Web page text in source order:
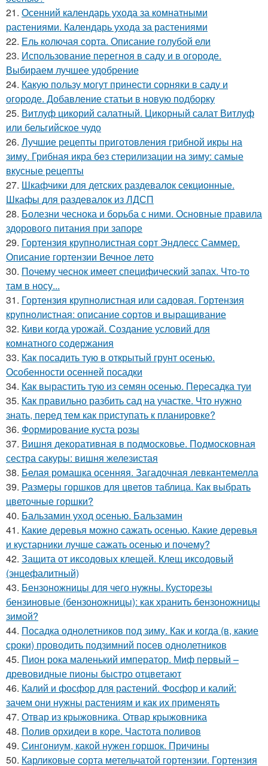
21. Осенний календарь ухода за комнатными
растениями. Календарь ухода за растениями
22. Ель колючая сорта. Описание голубой ели
23. Использование перегноя в саду и в огороде.
Выбираем лучшее удобрение
24. Какую пользу могут принести сорняки в саду и
огороде. Добавление статьи в новую подборку
25. Витлуф цикорий салатный. Цикорный салат Витлуф
или бельгийское чудо
26. Лучшие рецепты приготовления грибной икры на
зиму. Грибная икра без стерилизации на зиму: самые
вкусные рецепты
27. Шкафчики для детских раздевалок секционные.
Шкафы для раздевалок из ЛДСП
28. Болезни чеснока и борьба с ними. Основные правила
здорового питания при запоре
29. Гортензия крупнолистная сорт Эндлесс Саммер.
Описание гортензии Вечное лето
30. Почему чеснок имеет специфический запах. Что-то
там в носу...
31. Гортензия крупнолистная или садовая. Гортензия
крупнолистная: описание сортов и выращивание
32. Киви когда урожай. Создание условий для
комнатного содержания
33. Как посадить тую в открытый грунт осенью.
Особенности осенней посадки
34. Как вырастить тую из семян осенью. Пересадка туи
35. Как правильно разбить сад на участке. Что нужно
знать, перед тем как приступать к планировке?
36. Формирование куста розы
37. Вишня декоративная в подмосковье. Подмосковная
сестра сакуры: вишня железистая
38. Белая ромашка осенняя. Загадочная левкантемелла
39. Размеры горшков для цветов таблица. Как выбрать
цветочные горшки?
40. Бальзамин уход осенью. Бальзамин
41. Какие деревья можно сажать осенью. Какие деревья
и кустарники лучше сажать осенью и почему?
42. Защита от иксодовых клещей. Клещ иксодовый
(энцефалитный)
43. Бензоножницы для чего нужны. Кусторезы
бензиновые (бензоножницы): как хранить бензоножницы
зимой?
44. Посадка однолетников под зиму. Как и когда (в, какие
сроки) проводить подзимний посев однолетников
45. Пион рока маленький император. Миф первый –
древовидные пионы быстро отцветают
46. Калий и фосфор для растений. Фосфор и калий:
зачем они нужны растениям и как их применять
47. Отвар из крыжовника. Отвар крыжовника
48. Полив орхидеи в коре. Частота поливов
49. Сингониум, какой нужен горшок. Причины
50. Карликовые сорта метельчатой гортензии. Гортензия